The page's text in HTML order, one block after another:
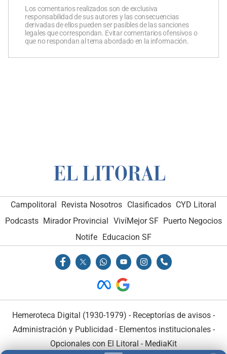
Los comentarios realizados son de exclusiva
responsabilidad de sus autores y las consecuencias
derivadas de ellos pueden ser pasibles de las sanciones
legales que correspondan. Evitar comentarios ofensivos o
que no respondan al tema abordado en la información.
Campolitoral Revista Nosotros Clasificados CYD Litoral
Podcasts Mirador Provincial VivíMejor SF Puerto Negocios
Notife Educacion SF
Hemeroteca Digital (1930-1979) - Receptorías de avisos -
Administración y Publicidad - Elementos institucionales-
Opcionales con El Litoral - MediaKit